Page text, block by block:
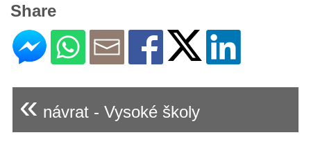
Share
« návrat - Vysoké školy